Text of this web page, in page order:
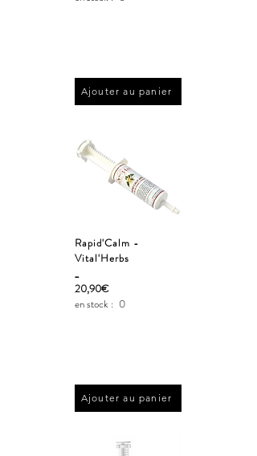
Ajouter au panier
Rapid'Calm -
Vital'Herbs
_
20,90€
en stock : 0
Ajouter au panier